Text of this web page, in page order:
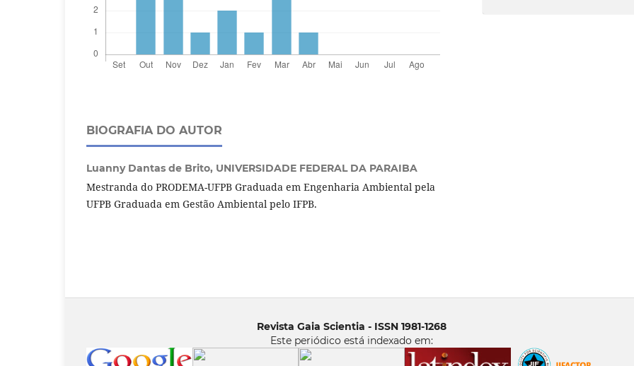
BIOGRAFIA DO AUTOR
Luanny Dantas de Brito, UNIVERSIDADE FEDERAL DA PARAIBA
Mestranda do PRODEMA-UFPB Graduada em Engenharia Ambiental pela
UFPB Graduada em Gestão Ambiental pelo IFPB.
Revista Gaia Scientia - ISSN 1981-1268
Este periódico está indexado em: